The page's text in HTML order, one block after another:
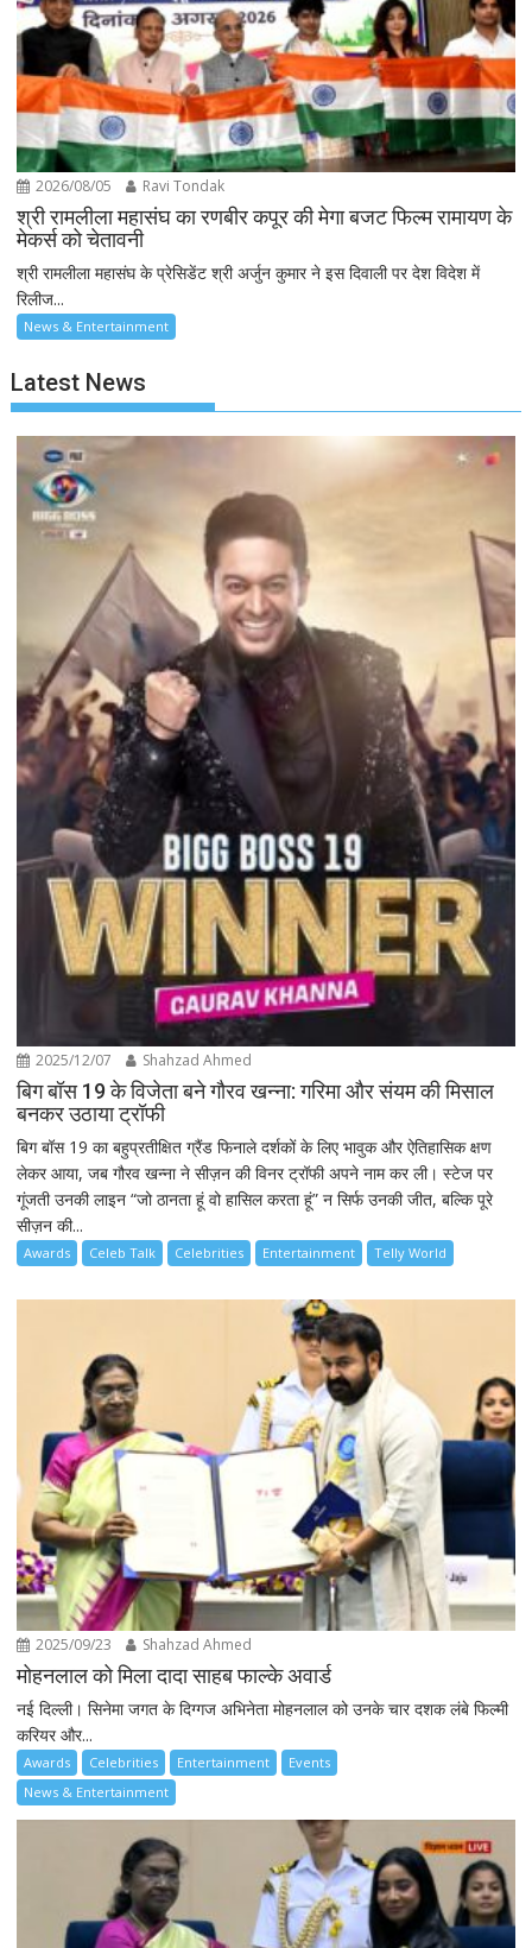
2026/08/05 Ravi Tondak
श्री रामलीला महासंघ का रणबीर कपूर की मेगा बजट फिल्म रामायण के
मेकर्स को चेतावनी
श्री रामलीला महासंघ के प्रेसिडेंट श्री अर्जुन कुमार ने इस दिवाली पर देश विदेश में
रिलीज...
News & Entertainment
Latest News
2025/12/07 Shahzad Ahmed
बिग बॉस 19 के विजेता बने गौरव खन्ना: गरिमा और संयम की मिसाल
बनकर उठाया ट्रॉफी
बिग बॉस 19 का बहुप्रतीक्षित ग्रैंड फिनाले दर्शकों के लिए भावुक और ऐतिहासिक क्षण
लेकर आया, जब गौरव खन्ना ने सीज़न की विनर ट्रॉफी अपने नाम कर ली। स्टेज पर
गूंजती उनकी लाइन “जो ठानता हूं वो हासिल करता हूं” न सिर्फ उनकी जीत, बल्कि पूरे
सीज़न की...
Awards Celeb Talk Celebrities Entertainment Telly World
2025/09/23 Shahzad Ahmed
मोहनलाल को मिला दादा साहब फाल्के अवार्ड
नई दिल्ली। सिनेमा जगत के दिग्गज अभिनेता मोहनलाल को उनके चार दशक लंबे फिल्मी
करियर और...
Awards Celebrities Entertainment
Events
News & Entertainment